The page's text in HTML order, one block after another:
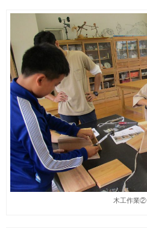
木工作業②